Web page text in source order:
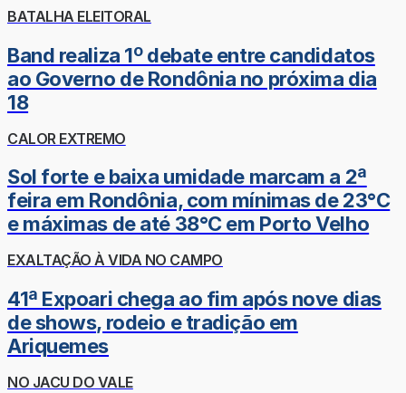
BATALHA ELEITORAL
Band realiza 1º debate entre candidatos
ao Governo de Rondônia no próxima dia
18
CALOR EXTREMO
Sol forte e baixa umidade marcam a 2ª
feira em Rondônia, com mínimas de 23°C
e máximas de até 38°C em Porto Velho
EXALTAÇÃO À VIDA NO CAMPO
41ª Expoari chega ao fim após nove dias
de shows, rodeio e tradição em
Ariquemes
NO JACU DO VALE